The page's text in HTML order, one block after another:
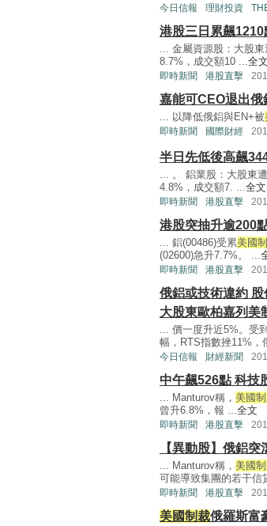
今日信報 理財投資
港股三日累飆
... 金屬資源股：大股東
8.7%，成交額10 ...全文
即時新聞 港股直擊
嘉能可CEO退出俄
... 以降低俄鋁與EN+被
即時新聞 國際財經
半日先低後高飆
... 。 鋁業股：大股東遭
4.8%，成交額7. ... 全文
即時新聞 港股直擊
港股突抽升逾200
... 鋁(00486)受累美國
(02600)急升7.7%。 ...
即時新聞 港股直擊
俄鋁或技術違約 股
大股東歐柏嘉列美
... 價一度升近5%。受到
幅，RTS指數挫11%，
今日信報 財經新聞
中午飆526點 科技
... Manturov稱， 美國
曾升6.8%，報 ... 全文
即時新聞 港股直擊
【異動股】俄鋁
... Manturov稱， 美國
可能導致集團的若干信
即時新聞 港股直擊
美國制裁俄羅斯富